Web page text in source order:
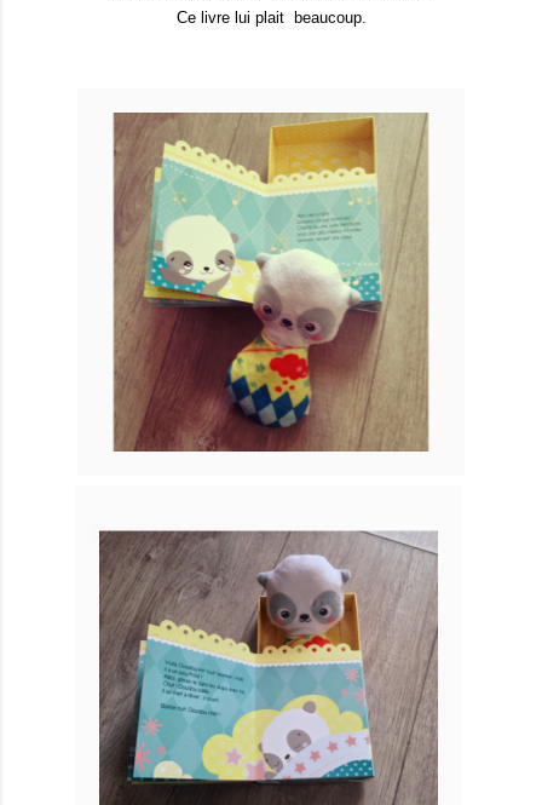
Ce livre lui plait beaucoup.